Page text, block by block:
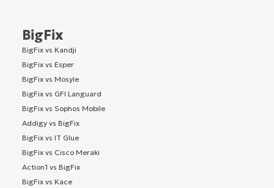
BigFix
BigFix vs Kandji
BigFix vs Esper
BigFix vs Mosyle
BigFix vs GFI Languard
BigFix vs Sophos Mobile
Addigy vs BigFix
BigFix vs IT Glue
BigFix vs Cisco Meraki
Action1 vs BigFix
BigFix vs Kace